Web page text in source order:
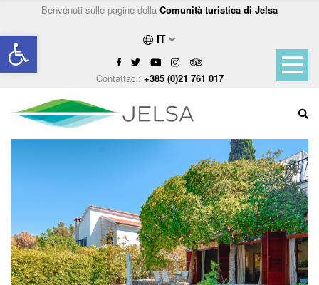
Open toolbar
Benvenuti sulle pagine della Comunità turistica di Jelsa
IT
Contattaci: +385 (0)21 761 017